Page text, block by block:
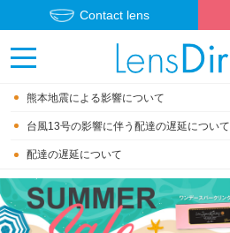
Contact lens
熊本地震による影響について
台風13号の影響に伴う配達の遅延について
配達の遅延について